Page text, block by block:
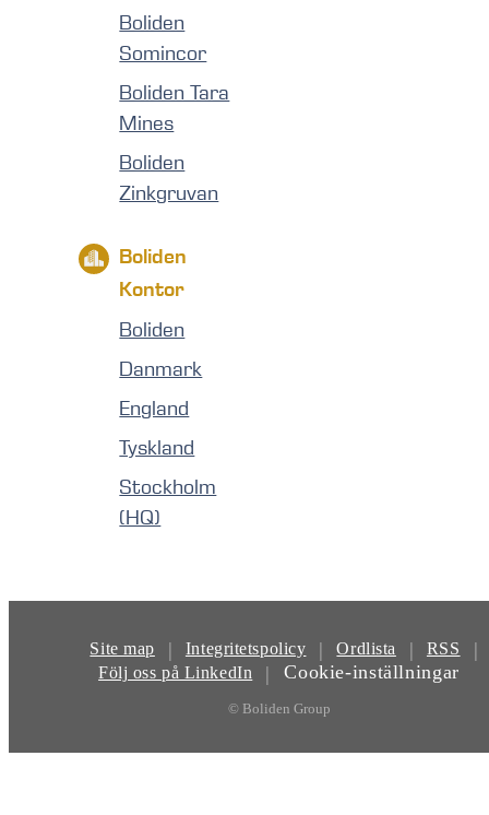
Boliden
Somincor
Boliden Tara
Mines
Boliden
Zinkgruvan
Boliden
Kontor
Boliden
Danmark
England
Tyskland
Stockholm
(HQ)
Site map | Integritetspolicy | Ordlista | RSS |
Följ oss på LinkedIn | Cookie-inställningar
© Boliden Group